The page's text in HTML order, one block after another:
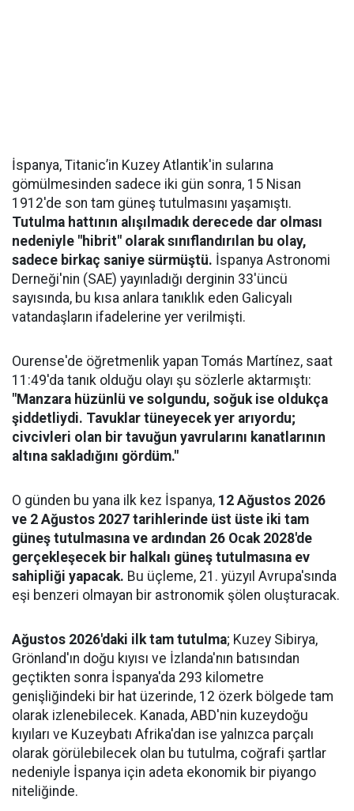
İspanya, Titanic’in Kuzey Atlantik'in sularına
gömülmesinden sadece iki gün sonra, 15 Nisan
1912'de son tam güneş tutulmasını yaşamıştı.
Tutulma hattının alışılmadık derecede dar olması
nedeniyle "hibrit" olarak sınıflandırılan bu olay,
sadece birkaç saniye sürmüştü. İspanya Astronomi
Derneği'nin (SAE) yayınladığı derginin 33'üncü
sayısında, bu kısa anlara tanıklık eden Galicyalı
vatandaşların ifadelerine yer verilmişti.
Ourense'de öğretmenlik yapan Tomás Martínez, saat
11:49'da tanık olduğu olayı şu sözlerle aktarmıştı:
"Manzara hüzünlü ve solgundu, soğuk ise oldukça
şiddetliydi. Tavuklar tüneyecek yer arıyordu;
civcivleri olan bir tavuğun yavrularını kanatlarının
altına sakladığını gördüm."
O günden bu yana ilk kez İspanya, 12 Ağustos 2026
ve 2 Ağustos 2027 tarihlerinde üst üste iki tam
güneş tutulmasına ve ardından 26 Ocak 2028'de
gerçekleşecek bir halkalı güneş tutulmasına ev
sahipliği yapacak. Bu üçleme, 21. yüzyıl Avrupa'sında
eşi benzeri olmayan bir astronomik şölen oluşturacak.
Ağustos 2026'daki ilk tam tutulma; Kuzey Sibirya,
Grönland'ın doğu kıyısı ve İzlanda'nın batısından
geçtikten sonra İspanya'da 293 kilometre
genişliğindeki bir hat üzerinde, 12 özerk bölgede tam
olarak izlenebilecek. Kanada, ABD'nin kuzeydoğu
kıyıları ve Kuzeybatı Afrika'dan ise yalnızca parçalı
olarak görülebilecek olan bu tutulma, coğrafi şartlar
nedeniyle İspanya için adeta ekonomik bir piyango
niteliğinde.